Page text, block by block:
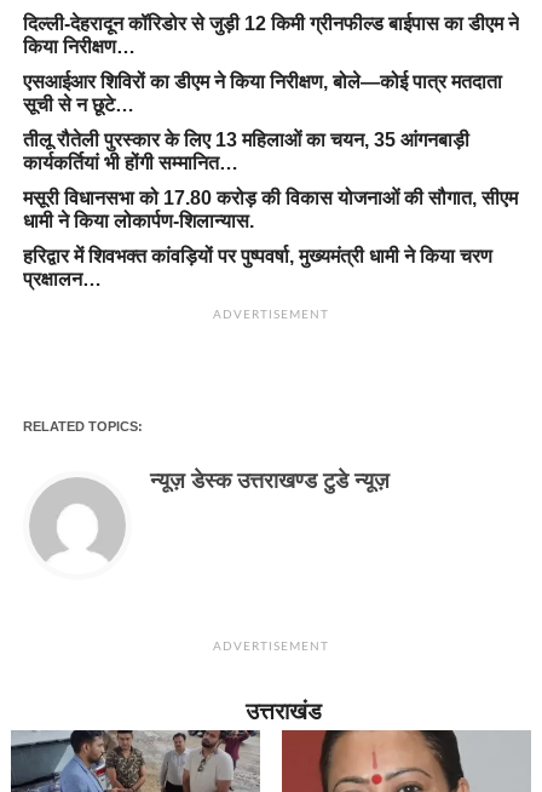
दिल्ली-देहरादून कॉरिडोर से जुड़ी 12 किमी ग्रीनफील्ड बाईपास का डीएम ने
किया निरीक्षण…
एसआईआर शिविरों का डीएम ने किया निरीक्षण, बोले—कोई पात्र मतदाता
सूची से न छूटे…
तीलू रौतेली पुरस्कार के लिए 13 महिलाओं का चयन, 35 आंगनबाड़ी
कार्यकर्तियां भी होंगी सम्मानित…
मसूरी विधानसभा को 17.80 करोड़ की विकास योजनाओं की सौगात, सीएम
धामी ने किया लोकार्पण-शिलान्यास.
हरिद्वार में शिवभक्त कांवड़ियों पर पुष्पवर्षा, मुख्यमंत्री धामी ने किया चरण
प्रक्षालन…
ADVERTISEMENT
RELATED TOPICS:
न्यूज़ डेस्क उत्तराखण्ड टुडे न्यूज़
ADVERTISEMENT
उत्तराखंड